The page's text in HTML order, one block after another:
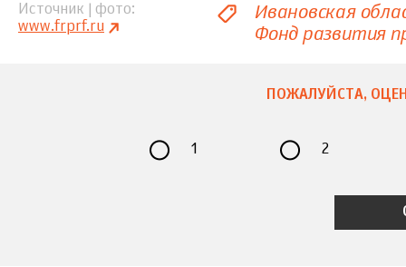
Источник | фото
www.frprf.ru
Ивановская
Фонд развития
ПОЖАЛУЙСТА,
1 2